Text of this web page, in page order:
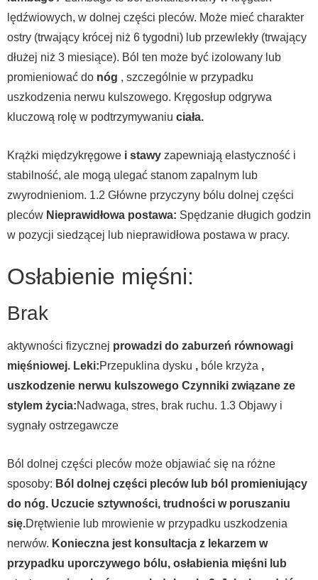
lędźwiowych, w dolnej części pleców. Może mieć charakter
ostry (trwający krócej niż 6 tygodni) lub przewlekły (trwający
dłużej niż 3 miesiące). Ból ten może być izolowany lub
promieniować do nóg , szczególnie w przypadku
uszkodzenia nerwu kulszowego. Kręgosłup odgrywa
kluczową rolę w podtrzymywaniu ciała.
Krążki międzykręgowe i stawy zapewniają elastyczność i
stabilność, ale mogą ulegać stanom zapalnym lub
zwyrodnieniom. 1.2 Główne przyczyny bólu dolnej części
pleców Nieprawidłowa postawa: Spędzanie długich godzin
w pozycji siedzącej lub nieprawidłowa postawa w pracy.
Osłabienie mięśni:
Brak
aktywności fizycznej prowadzi do zaburzeń równowagi
mięśniowej. Leki:Przepuklina dysku , bóle krzyża ,
uszkodzenie nerwu kulszowego Czynniki związane ze
stylem życia:Nadwaga, stres, brak ruchu. 1.3 Objawy i
sygnały ostrzegawcze
Ból dolnej części pleców może objawiać się na różne
sposoby: Ból dolnej części pleców lub ból promieniujący
do nóg. Uczucie sztywności, trudności w poruszaniu
się.Drętwienie lub mrowienie w przypadku uszkodzenia
nerwów. Konieczna jest konsultacja z lekarzem w
przypadku uporczywego bólu, osłabienia mięśni lub